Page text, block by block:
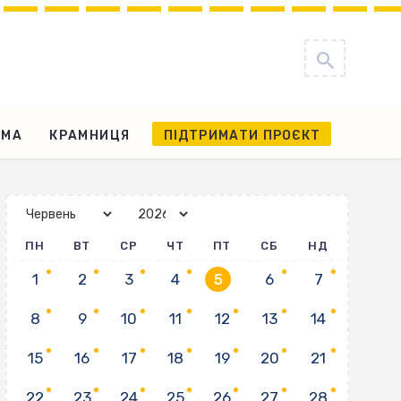
КРАМНИЦЯ ПІДТРИМАТИ ПРОЄКТ
ПН ВТ СР ЧТ ПТ СБ НД
1 2 3 4 5 6 7
8 9 10 11 12 13 14
15 16 17 18 19 20 21
22 23 24 25 26 27 28